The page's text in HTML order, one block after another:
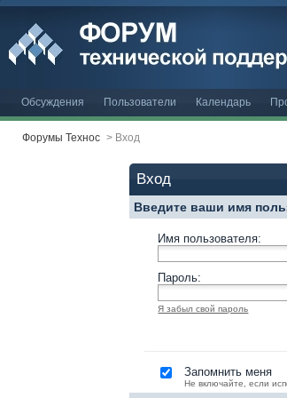
Обсуждения Пользователи Календарь
Форумы Технос > Вход
Вход
Введите ваши имя
Имя пользователя:
Пароль:
Я забыл свой пароль
Запомнить меня
Не включайте, если